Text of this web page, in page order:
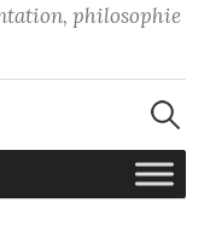
philosophie